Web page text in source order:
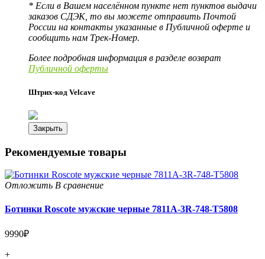
* Если в Вашем населённом пункте нет пунктов выдачи
заказов СДЭК, то вы можете отправить Почтой
России на контакты указанные в Публичной оферте и
сообщить нам Трек-Номер.
Более подробная информация в разделе возврат
Публичной оферты
Штрих-код Velcave
Закрыть
Рекомендуемые товары
Отложить В сравнение
Ботинки Roscote мужские черные 7811A-3R-748-T5808
9990₽
+